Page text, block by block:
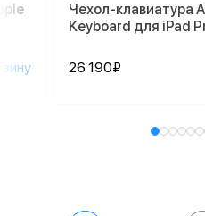
Чехол-клавиатура
Keyboard для iPad
26 190₽